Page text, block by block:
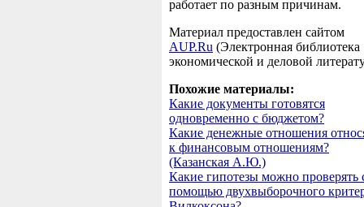
работает по разным причинам.
Материал предоставлен сайтом
AUP.Ru (Электронная библиотека
экономической и деловой
Похожие материалы:
Какие документы готовятся
одновременно с бюджетом?
Какие денежные отношения
к финансовым отношениям?
(Казанская А.Ю.)
Какие гипотезы можно проверять
помощью двухвыборочного